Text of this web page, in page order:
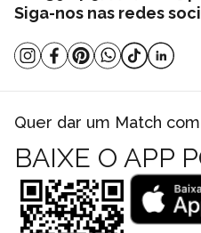
Siga-nos nas redes
Quer dar um Match
BAIXE O APP